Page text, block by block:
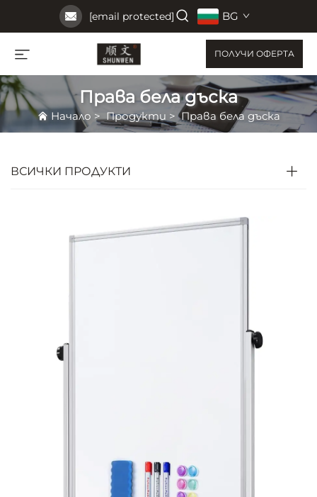
[email protected] BG
ПОЛУЧИ ОФЕРТА
Права бела дъска
Начало > Продукти >Права бела дъска
ВСИЧКИ ПРОДУКТИ